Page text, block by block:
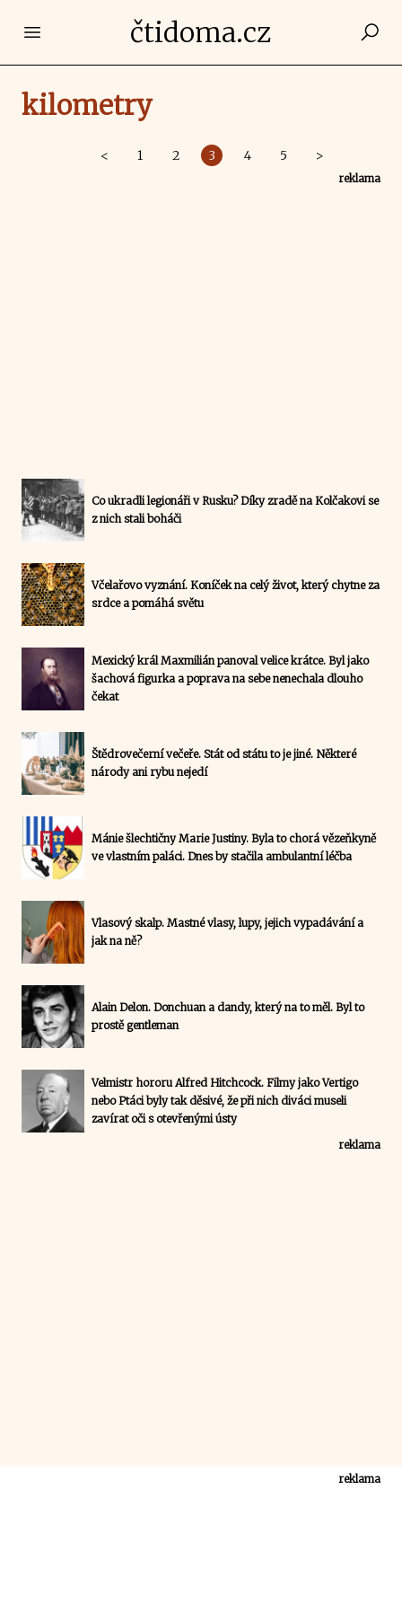
Open main menučtidoma.cz
kilometry
< 1 2 3 4 5 >
reklama
Co ukradli legionáři v Rusku? Díky zradě na Kolčakovi se
z nich stali boháči
Včelařovo vyznání. Koníček na celý život, který chytne za
srdce a pomáhá světu
Mexický král Maxmilián panoval velice krátce. Byl jako
šachová figurka a poprava na sebe nenechala dlouho
čekat
Štědrovečerní večeře. Stát od státu to je jiné. Některé
národy ani rybu nejedí
Mánie šlechtičny Marie Justiny. Byla to chorá vězeňkyně
ve vlastním paláci. Dnes by stačila ambulantní léčba
Vlasový skalp. Mastné vlasy, lupy, jejich vypadávání a
jak na ně?
Alain Delon. Donchuan a dandy, který na to měl. Byl to
prostě gentleman
Velmistr hororu Alfred Hitchcock. Filmy jako Vertigo
nebo Ptáci byly tak děsivé, že při nich diváci museli
zavírat oči s otevřenými ústy
reklama
reklama